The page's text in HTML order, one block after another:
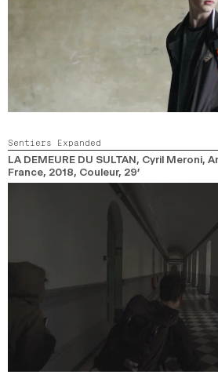
Sentiers Expanded
LA DEMEURE DU SULTAN, Cyril Meroni,
France, 2018, Couleur, 29’